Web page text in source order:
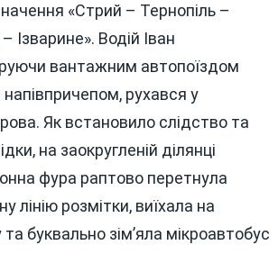
«Стрий – Тернопіль –
Ізварине». Водій Іван
вантажним автопоїздом
напівпричепом, рухався у
Як встановило слідство та
на заокругленій ділянці
фура раптово перетнула
лінію розмітки, виїхала на
та буквально зім’яла мікроавтобус